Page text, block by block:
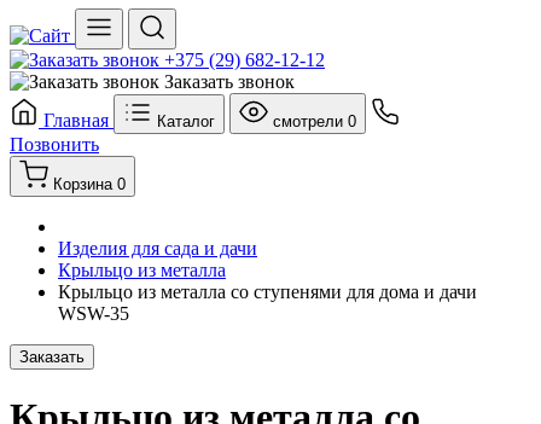
+375 (29) 682-12-12
Заказать звонок
Главная
Каталог смотрели 0
Позвонить
Корзина 0
Изделия для сада и дачи
Крыльцо из металла
Крыльцо из металла со ступенями для дома и дачи
WSW-35
Заказать